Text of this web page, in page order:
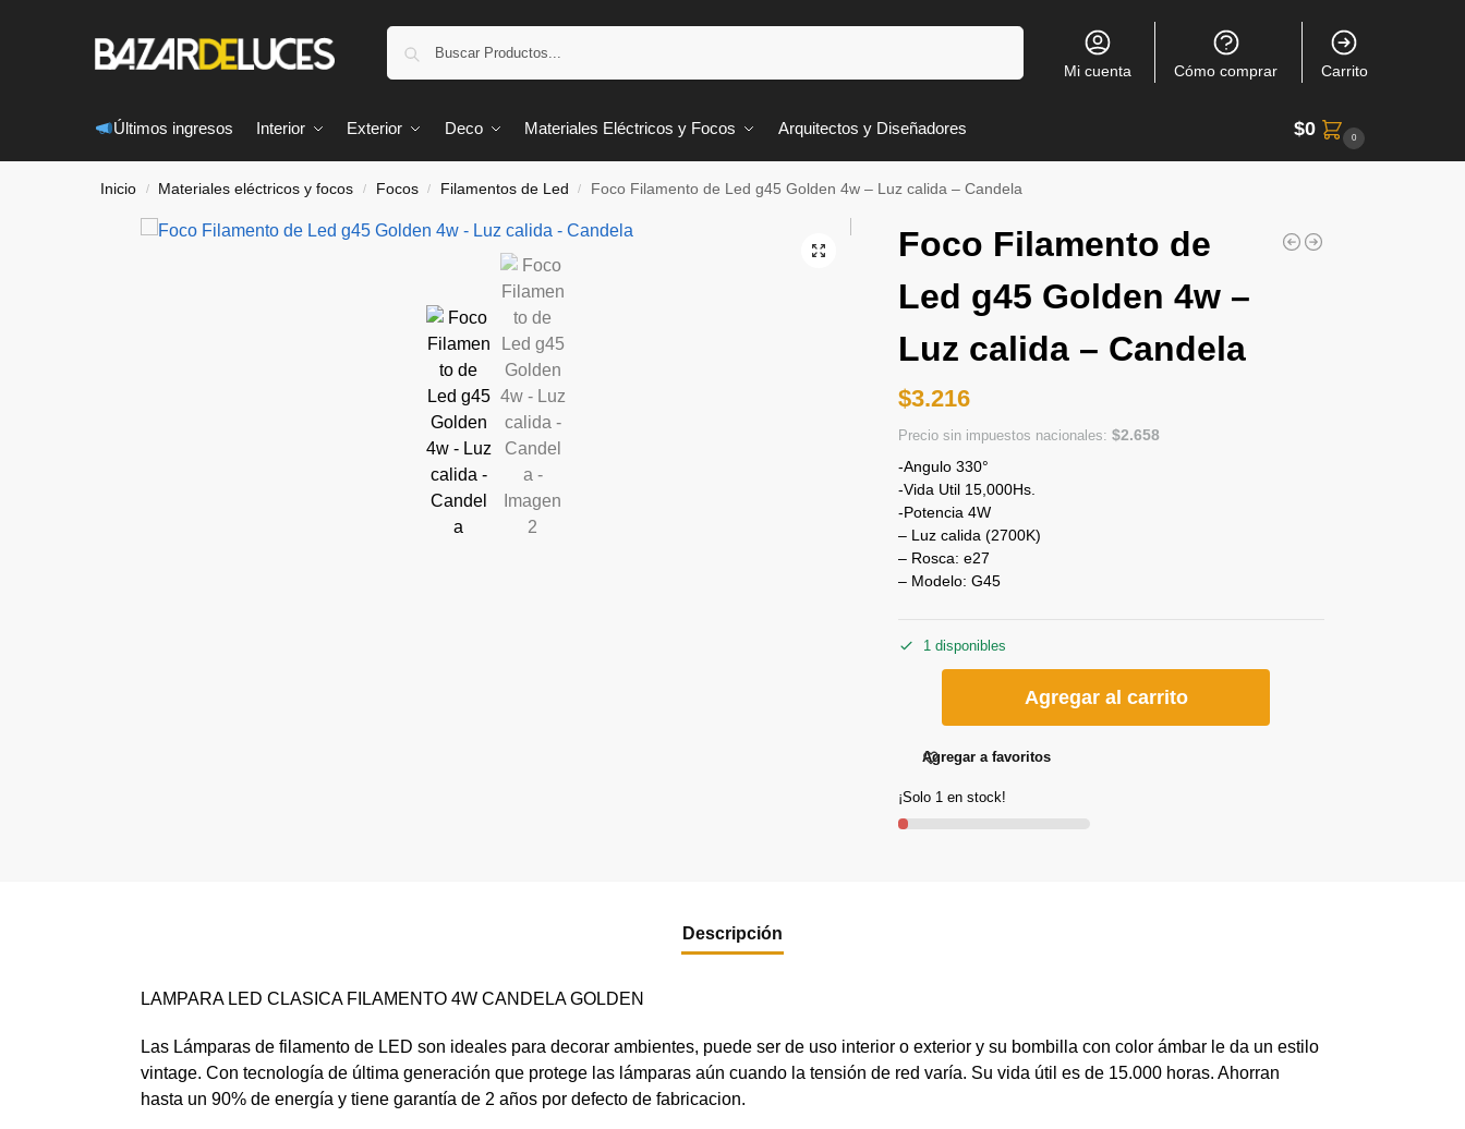
Mi cuenta Cómo comprar Carrito
Últimos ingresos Interior Exterior Deco Materiales Eléctricos y Focos Arquitectos y Diseñadores $0 0
Inicio / Materiales eléctricos y focos / Focos / Filamentos de Led / Foco Filamento de Led g45 Golden 4w – Luz calida – Candela
Foco Filamento de
Led g45 Golden 4w –
Luz calida – Candela
$3.216
Precio sin impuestos nacionales:$2.658
-Angulo 330°
-Vida Util 15,000Hs.
-Potencia 4W
– Luz calida (2700K)
– Rosca: e27
– Modelo: G45
1 disponibles
Agregar al carrito
Agregar a favoritos
¡Solo 1 en stock!
Descripción
LAMPARA LED CLASICA FILAMENTO 4W CANDELA GOLDEN
Las Lámparas de filamento de LED son ideales para decorar ambientes, puede ser de uso interior o exterior y su bombilla con color ámbar le da un estilo
vintage. Con tecnología de última generación que protege las lámparas aún cuando la tensión de red varía. Su vida útil es de 15.000 horas. Ahorran
hasta un 90% de energía y tiene garantía de 2 años por defecto de fabricacion.